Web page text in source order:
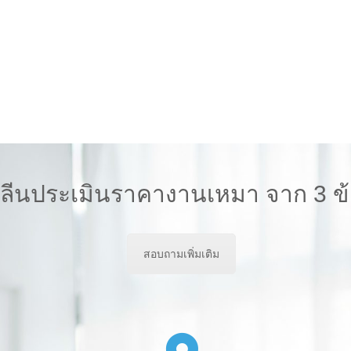
นประเมินราคางานเหมา จาก 3
สอบถามเพิ่มเติม